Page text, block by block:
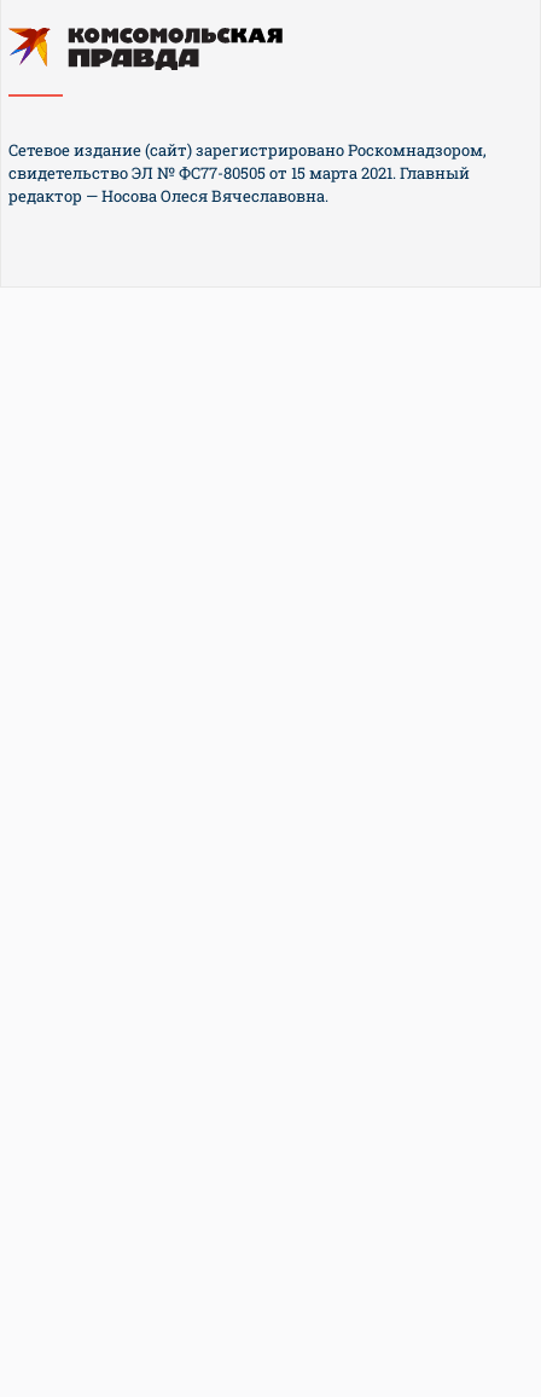
Сетевое издание (сайт) зарегистрировано Роскомнадзором,
свидетельство ЭЛ № ФС77-80505 от 15 марта 2021. Главный
редактор — Носова Олеся Вячеславовна.